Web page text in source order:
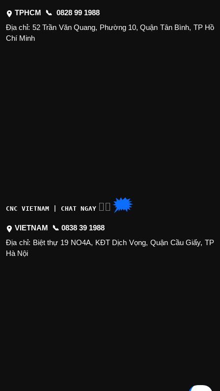
TPHCM 📞 0828 99 1988
Địa chỉ: 52 Trần Văn Quang, Phường 10, Quận Tân Bình, TP Hồ
Chí Minh
CNC VIETNAM | CHAT NGAY 👉🏽 🗯
VIETNAM 📞 0838 39 1988
Địa chỉ: Biệt thự 19 NO4A, KĐT Dịch Vọng, Quận Cầu Giấy, TP
Hà Nội